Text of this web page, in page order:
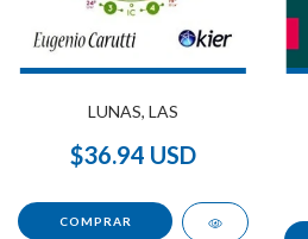
LUNAS, LAS
$36.94 USD